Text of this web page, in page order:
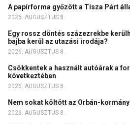
A papírforma győzött a Tisza Párt
2026. AUGUSZTUS 8.
Egy rossz döntés százezrekbe
bajba kerül az utazási irodája?
2026. AUGUSZTUS 8.
Csökkentek a használt autóárak a
következtében
2026. AUGUSZTUS 8.
Nem sokat költött az Orbán-
2026. AUGUSZTUS 8.